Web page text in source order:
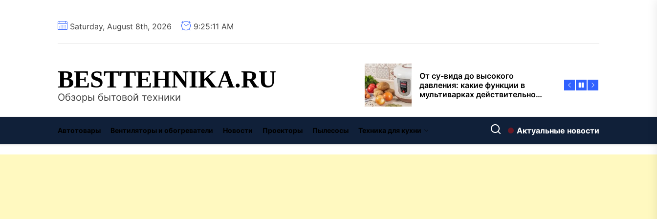
Saturday, August 8th, 2026 9:25:12 AM
BESTTEHNIKA.RU
Обзоры бытовой техники
давления: какие функции в
переплачиват
Современный интерьер: как
вписать классическую
чугунную ванну Goldman в
Газодровяные печи в Астане:
выбираем между
Автотовары Вентиляторы и обогреватели Новости Проекторы Пылесосы Техника для кухни Актуальные новости